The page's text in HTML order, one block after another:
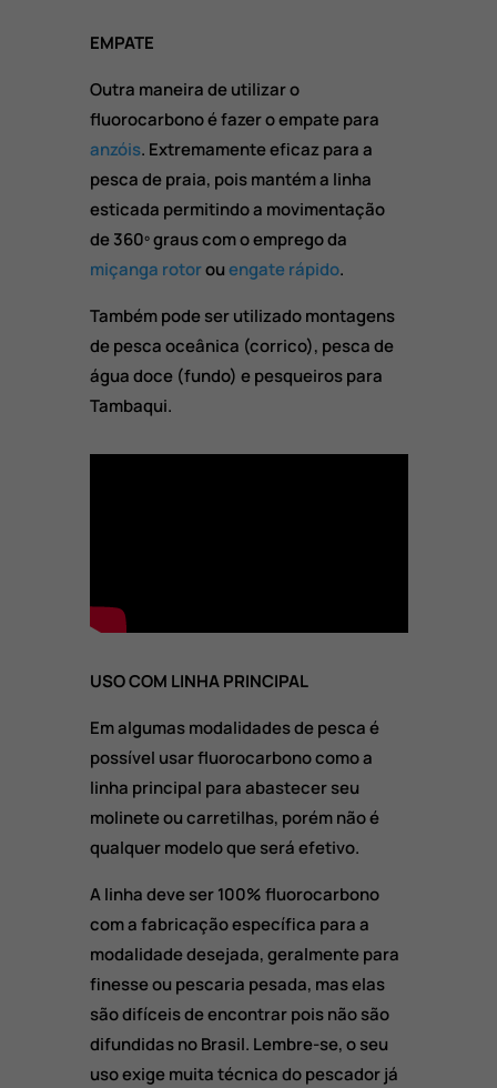
EMPATE
Outra maneira de utilizar o
fluorocarbono é fazer o empate para
anzóis. Extremamente eficaz para a
pesca de praia, pois mantém a linha
esticada permitindo a movimentação
de 360º graus com o emprego da
miçanga rotorouengate rápido.
Também pode ser utilizado montagens
de pesca oceânica (corrico), pesca de
água doce (fundo) e pesqueiros para
Tambaqui.
USO COM LINHA PRINCIPAL
Em algumas modalidades de pesca é
possível usar fluorocarbono como a
linha principal para abastecer seu
molinete ou carretilhas, porém não é
qualquer modelo que será efetivo.
A linha deve ser 100% fluorocarbono
com a fabricação específica para a
modalidade desejada, geralmente para
finesse ou pescaria pesada, mas elas
são difíceis de encontrar pois não são
difundidas no Brasil. Lembre-se, o seu
uso exige muita técnica do pescador já